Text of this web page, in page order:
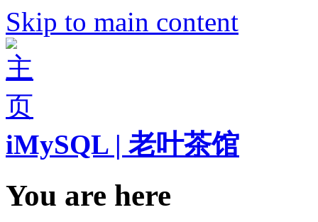
Skip to main content
iMySQL | 老叶茶馆
You are here